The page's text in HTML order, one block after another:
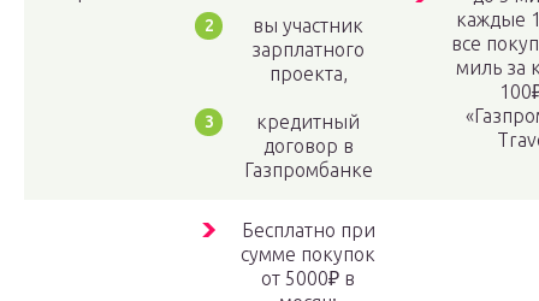
вы участник
зарплатного
проекта,
кредитный
договор в
Газпромбанке
каждые
все
миль за
Бесплатно при
сумме покупок
от 5000₽ в